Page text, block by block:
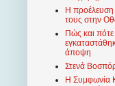
Η
τους στην
Πώς και πότε
άποψη
Στενά
Η Συμφωνία